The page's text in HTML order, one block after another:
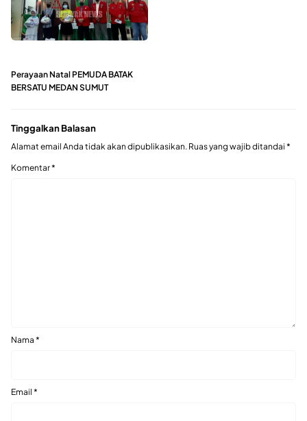
Perayaan Natal PEMUDA BATAK
BERSATU MEDAN SUMUT
Tinggalkan Balasan
Alamat email Anda tidak akan dipublikasikan. Ruas yang wajib ditandai *
Komentar*
Nama *
Email *